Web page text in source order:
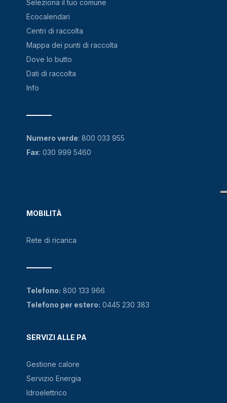
Seleziona il tuo comune
Ecocalendari
Centri di raccolta
Mappa dei punti di raccolta
Dove lo butto
Dati di raccolta
Info
MOBILITÀ
Rete di ricarica
SERVIZI ALLE PA
Gestione calore
Servizio Energia
Idroelettrico
Numero verde: 800 033 955
Fax: 030 999 5460
Telefono: 800 133 966
Telefono per estero: 0445 230 383